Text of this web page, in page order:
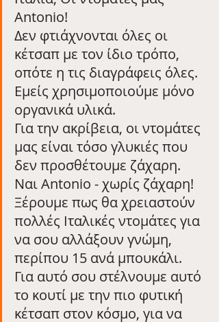
Antonio!
Δεν φτιάχνονται όλες οι
κέτσαπ με τον ίδιο τρόπο,
οπότε η τις διαγράφεις όλες.
Εμείς χρησιμοποιούμε μόνο
οργανικά υλικά.
Για την ακρίβεια, οι ντομάτες
μας είναι τόσο γλυκιές που
δεν προσθέτουμε ζάχαρη.
Ναι Antonio - χωρίς ζάχαρη!
Ξέρουμε πως θα χρειαστούν
πολλές Ιταλικές ντομάτες για
να σου αλλάξουν γνώμη,
περίπου 15 ανά μπουκάλι.
Για αυτό σου στέλνουμε αυτό
το κουτί με την πιο φυτική
κέτσαπ στον κόσμο, για να